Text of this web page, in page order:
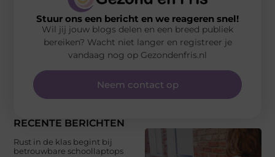
RECENTE BERICHTEN
Rust in de klas begint bij
betrouwbare schoollaptops
Stuur ons een bericht en we reageren snel!
Wil jij jouw blogs delen en een breed publiek
bereiken? Wacht niet langer en registreer je
vandaag nog op Gezondenfris.nl
Neem contact op